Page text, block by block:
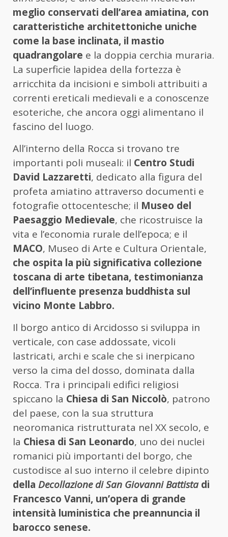
meglio conservati dell’area amiatina, con
caratteristiche architettoniche uniche
come la base inclinata, il mastio
quadrangolare e la doppia cerchia muraria.
La superficie lapidea della fortezza è
arricchita da incisioni e simboli attribuiti a
correnti ereticali medievali e a conoscenze
esoteriche, che ancora oggi alimentano il
fascino del luogo.
All’interno della Rocca si trovano tre
importanti poli museali: il Centro Studi
David Lazzaretti, dedicato alla figura del
profeta amiatino attraverso documenti e
fotografie ottocentesche; il Museo del
Paesaggio Medievale, che ricostruisce la
vita e l’economia rurale dell’epoca; e il
MACO, Museo di Arte e Cultura Orientale,
che ospita la più significativa collezione
toscana di arte tibetana, testimonianza
dell’influente presenza buddhista sul
vicino Monte Labbro.
Il borgo antico di Arcidosso si sviluppa in
verticale, con case addossate, vicoli
lastricati, archi e scale che si inerpicano
verso la cima del dosso, dominata dalla
Rocca. Tra i principali edifici religiosi
spiccano la Chiesa di San Niccolò, patrono
del paese, con la sua struttura
neoromanica ristrutturata nel XX secolo, e
la Chiesa di San Leonardo, uno dei nuclei
romanici più importanti del borgo, che
custodisce al suo interno il celebre dipinto
della Decollazione di San Giovanni Battista di
Francesco Vanni, un’opera di grande
intensità luministica che preannuncia il
barocco senese.